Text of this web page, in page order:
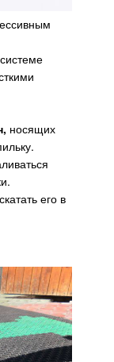
носящих
его в